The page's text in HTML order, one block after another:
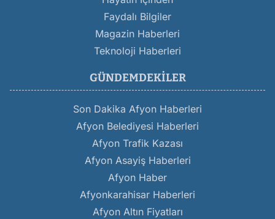
Faydalı Bilgiler
Magazin Haberleri
Teknoloji Haberleri
GÜNDEMDEKILER
Son Dakika Afyon Haberleri
Afyon Belediyesi Haberleri
Afyon Trafik Kazası
Afyon Asayiş Haberleri
Afyon Haber
Afyonkarahisar Haberleri
Afyon Altın Fiyatları